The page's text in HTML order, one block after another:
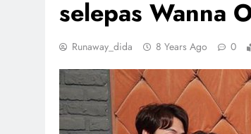
selepas Wanna
Runaway_dida 8 Years Ago 0